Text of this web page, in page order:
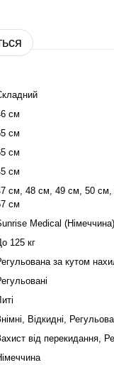
см
см
см
см
см, 48 см, 49 см, 50
см
Medical (Німеччина)
125 кг
за кутом
Відкидні,
від перекидання,